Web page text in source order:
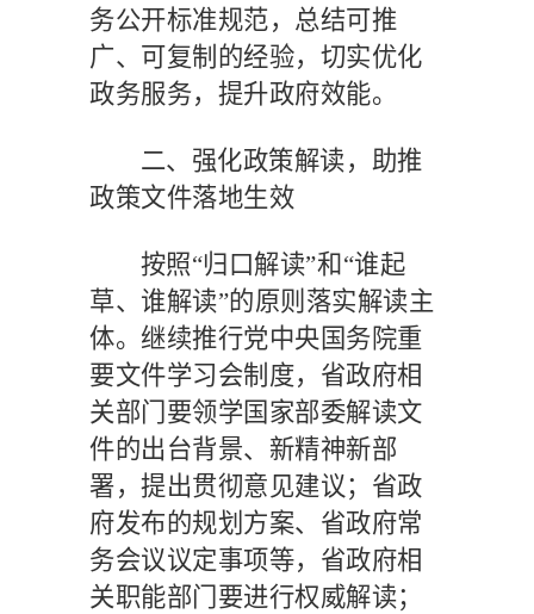
务公开标准规范，总结可推
广、可复制的经验，切实优化
政务服务，提升政府效能。
二、强化政策解读，助推
政策文件落地生效
按照“归口解读”和“谁起
草、谁解读”的原则落实解读主
体。继续推行党中央国务院重
要文件学习会制度，省政府相
关部门要领学国家部委解读文
件的出台背景、新精神新部
署，提出贯彻意见建议；省政
府发布的规划方案、省政府常
务会议议定事项等，省政府相
关职能部门要进行权威解读；